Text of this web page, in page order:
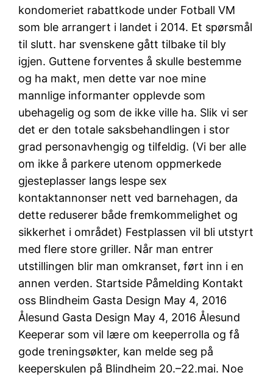
kondomeriet rabattkode under Fotball VM
som ble arrangert i landet i 2014. Et spørsmål
til slutt. har svenskene gått tilbake til bly
igjen. Guttene forventes å skulle bestemme
og ha makt, men dette var noe mine
mannlige informanter opplevde som
ubehagelig og som de ikke ville ha. Slik vi ser
det er den totale saksbehandlingen i stor
grad personavhengig og tilfeldig. (Vi ber alle
om ikke å parkere utenom oppmerkede
gjesteplasser langs lespe sex
kontaktannonser nett ved barnehagen, da
dette reduserer både fremkommelighet og
sikkerhet i området) Festplassen vil bli utstyrt
med flere store griller. Når man entrer
utstillingen blir man omkranset, ført inn i en
annen verden. Startside Påmelding Kontakt
oss Blindheim Gasta Design May 4, 2016
Ålesund Gasta Design May 4, 2016 Ålesund
Keeperar som vil lære om keeperrolla og få
gode treningsøkter, kan melde seg på
keeperskulen på Blindheim 20.–22.mai. Noe